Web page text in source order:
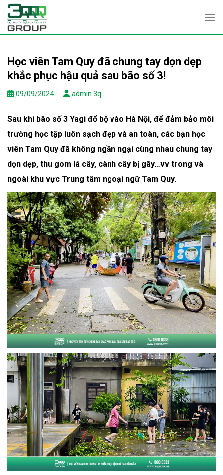
Skip
content
Học viên Tam Quy đã chung tay dọn dẹp
khắc phục hậu quả sau bão số 3!
09/09/2024 admin.3q
Sau khi bão số 3 Yagi đổ bộ vào Hà Nội, để đảm bảo môi
trường học tập luôn sạch đẹp và an toàn, các bạn học
viên Tam Quy đã không ngần ngại cùng nhau chung tay
dọn dẹp, thu gom lá cây, cành cây bị gãy…vv trong và
ngoài khu vực Trung tâm ngoại ngữ Tam Quy.